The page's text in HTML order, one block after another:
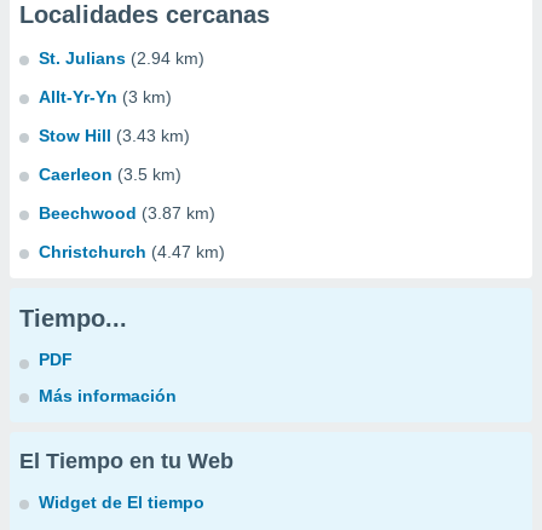
Localidades cercanas
St. Julians (2.94 km)
Allt-Yr-Yn (3 km)
Stow Hill (3.43 km)
Caerleon (3.5 km)
Beechwood (3.87 km)
Christchurch (4.47 km)
Tiempo...
PDF
Más información
El Tiempo en tu Web
Widget de El tiempo